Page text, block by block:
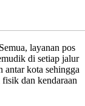
layanan pos
di setiap jalur
kota sehingga
dan kendaraan